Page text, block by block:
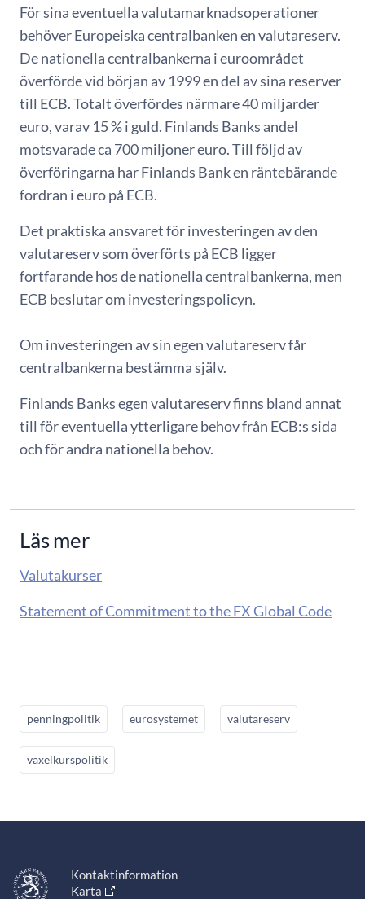
För sina eventuella valutamarknadsoperationer
behöver Europeiska centralbanken en valutareserv.
De nationella centralbankerna i euroområdet
överförde vid början av 1999 en del av sina reserver
till ECB. Totalt överfördes närmare 40 miljarder
euro, varav 15 % i guld. Finlands Banks andel
motsvarade ca 700 miljoner euro. Till följd av
överföringarna har Finlands Bank en räntebärande
fordran i euro på ECB.
Det praktiska ansvaret för investeringen av den
valutareserv som överförts på ECB ligger
fortfarande hos de nationella centralbankerna, men
ECB beslutar om investeringspolicyn.
Om investeringen av sin egen valutareserv får
centralbankerna bestämma själv.
Finlands Banks egen valutareserv finns bland annat
till för eventuella ytterligare behov från ECB:s sida
och för andra nationella behov.
Läs mer
Valutakurser
Statement of Commitment to the FX Global Code
penningpolitik eurosystemet valutareserv
växelkurspolitik
Kontaktinformation
Karta